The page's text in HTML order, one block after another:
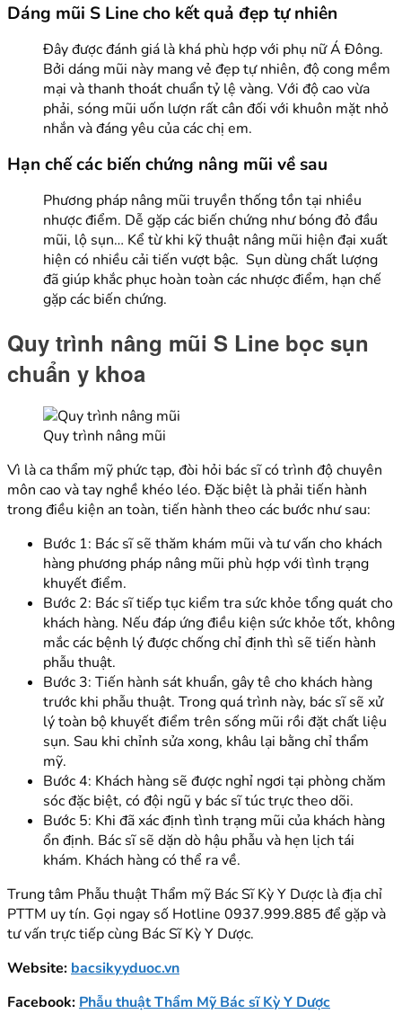
Dáng mũi S Line cho kết quả đẹp tự nhiên
Đây được đánh giá là khá phù hợp với phụ nữ Á Đông.
Bởi dáng mũi này mang vẻ đẹp tự nhiên, độ cong mềm
mại và thanh thoát chuẩn tỷ lệ vàng. Với độ cao vừa
phải, sóng mũi uốn lượn rất cân đối với khuôn mặt nhỏ
nhắn và đáng yêu của các chị em.
Hạn chế các biến chứng nâng mũi về sau
Phương pháp nâng mũi truyền thống tồn tại nhiều
nhược điểm. Dễ gặp các biến chứng như bóng đỏ đầu
mũi, lộ sụn… Kể từ khi kỹ thuật nâng mũi hiện đại xuất
hiện có nhiều cải tiến vượt bậc. Sụn dùng chất lượng
đã giúp khắc phục hoàn toàn các nhược điểm, hạn chế
gặp các biến chứng.
Quy trình nâng mũi S Line bọc sụn
chuẩn y khoa
Quy trình nâng mũi
Vì là ca thẩm mỹ phức tạp, đòi hỏi bác sĩ có trình độ chuyên
môn cao và tay nghề khéo léo. Đặc biệt là phải tiến hành
trong điều kiện an toàn, tiến hành theo các bước như sau:
Bước 1: Bác sĩ sẽ thăm khám mũi và tư vấn cho khách
hàng phương pháp nâng mũi phù hợp với tình trạng
khuyết điểm.
Bước 2: Bác sĩ tiếp tục kiểm tra sức khỏe tổng quát cho
khách hàng. Nếu đáp ứng điều kiện sức khỏe tốt, không
mắc các bệnh lý được chống chỉ định thì sẽ tiến hành
phẫu thuật.
Bước 3: Tiến hành sát khuẩn, gây tê cho khách hàng
trước khi phẫu thuật. Trong quá trình này, bác sĩ sẽ xử
lý toàn bộ khuyết điểm trên sống mũi rồi đặt chất liệu
sụn. Sau khi chỉnh sửa xong, khâu lại bằng chỉ thẩm
mỹ.
Bước 4: Khách hàng sẽ được nghỉ ngơi tại phòng chăm
sóc đặc biệt, có đội ngũ y bác sĩ túc trực theo dõi.
Bước 5: Khi đã xác định tình trạng mũi của khách hàng
ổn định. Bác sĩ sẽ dặn dò hậu phẫu và hẹn lịch tái
khám. Khách hàng có thể ra về.
Trung tâm Phẫu thuật Thẩm mỹ Bác Sĩ Kỳ Y Dược là địa chỉ
PTTM uy tín. Gọi ngay số Hotline 0937.999.885 để gặp và
tư vấn trực tiếp cùng Bác Sĩ Kỳ Y Dược.
Website: bacsikyyduoc.vn
Facebook: Phẫu thuật Thẩm Mỹ Bác sĩ Kỳ Y Dược